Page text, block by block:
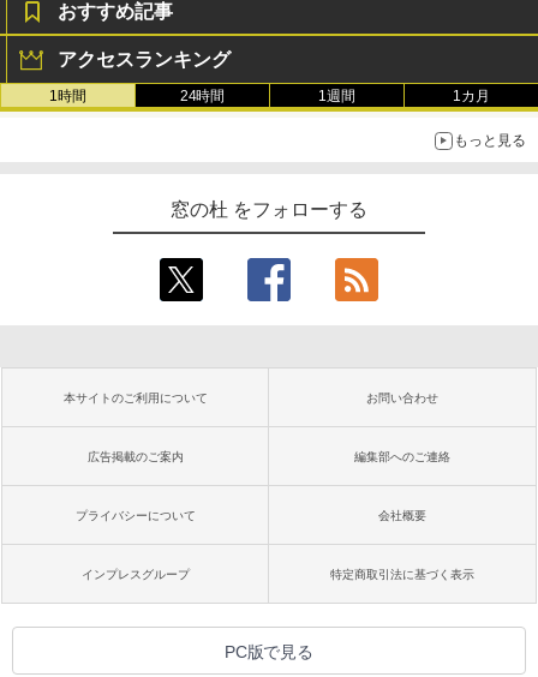
おすすめ記事
アクセスランキング
1時間 24時間 1週間 1カ月
もっと見る
窓の杜 をフォローする
本サイトのご利用について お問い合わせ
広告掲載のご案内 編集部へのご連絡
プライバシーについて 会社概要
インプレスグループ 特定商取引法に基づく表示
PC版で見る